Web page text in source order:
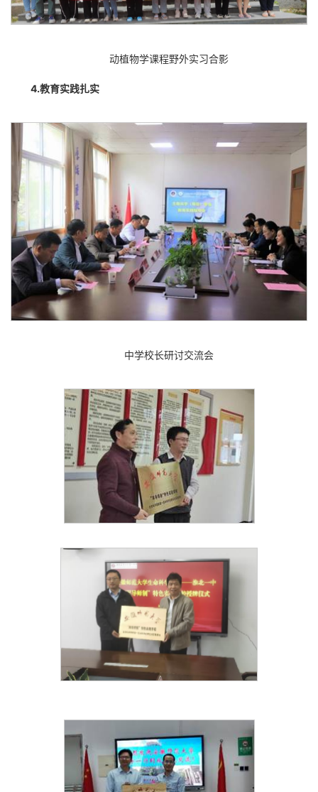
动植物学课程野外实习合影
4.教育实践扎实
中学校长研讨交流会